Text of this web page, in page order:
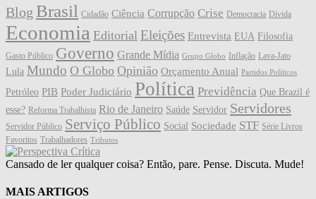
Blog Brasil Cidadão Ciência Corrupção Crise Democracia Dívida
Economia Editorial Eleições Entrevista EUA Filosofia
Gasto Público Governo Grande Mídia Grupo Globo Inflação Lava-Jato
Lula Mundo O Globo Opinião Orçamento Anual Partidos Políticos
Petróleo PIB Poder Judiciário Política Previdência Que Brazil é
esse? Reforma Trabalhista Rio de Janeiro Saúde Servidor Servidores
Servidor Público Serviço Público Social Sociedade STF Série Livros
Favoritos Trabalhadores Tributos
Cansado de ler qualquer coisa? Então, pare. Pense. Discuta. Mude!
MAIS ARTIGOS